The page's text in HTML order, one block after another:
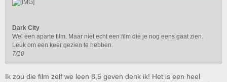
Dark City
Wel een aparte film. Maar niet echt een film die je nog eens gaat zien.
Leuk om een keer gezien te hebben.
7/10
Ik zou die film zelf we leen 8,5 geven denk ik! Het is een heel